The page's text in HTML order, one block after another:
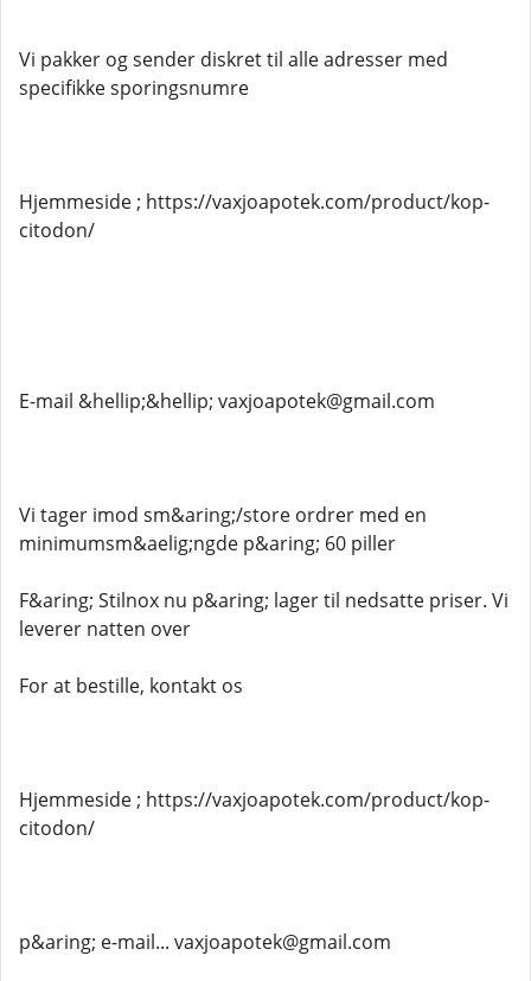
Vi pakker og sender diskret til alle adresser med
specifikke sporingsnumre
Hjemmeside ; https://vaxjoapotek.com/product/kop-
citodon/
E-mail &hellip;&hellip; vaxjoapotek@gmail.com
Vi tager imod sm&aring;/store ordrer med en
minimumsm&aelig;ngde p&aring; 60 piller
F&aring; Stilnox nu p&aring; lager til nedsatte priser. Vi
leverer natten over
For at bestille, kontakt os
Hjemmeside ; https://vaxjoapotek.com/product/kop-
citodon/
p&aring; e-mail... vaxjoapotek@gmail.com